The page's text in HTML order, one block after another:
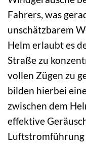
Fahrers, was
unschätzbarem
Helm erlaubt es
Straße zu
vollen Zügen zu
bilden hierbei
zwischen dem
effektive
Luftstromführung